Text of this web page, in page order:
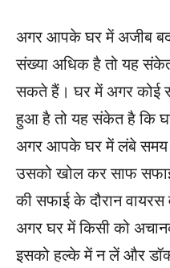
अगर आपके घर में अजीब
संख्या अधिक है तो यह
सकते हैं। घर में अगर कोई
हुआ है तो यह संकेत है कि
अगर आपके घर में लंबे समय
उसको खोल कर साफ
की सफाई के दौरान
अगर घर में किसी को
इसको हल्के में न लें और